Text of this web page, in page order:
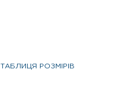
ТАБЛИЦЯ РОЗМІРІВ